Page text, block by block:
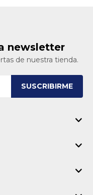
newsletter
de nuestra tienda.
SUSCRIBIRME